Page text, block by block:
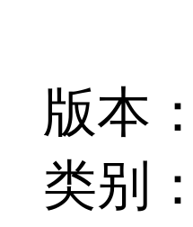
版本
类别